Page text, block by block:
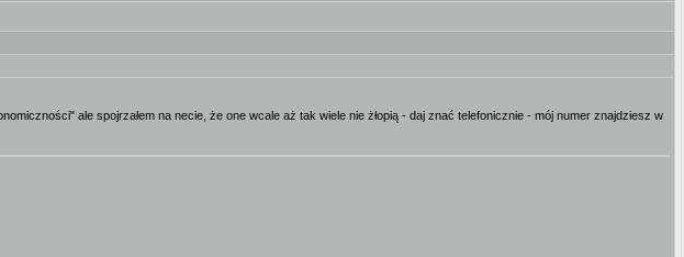
ale spojrzałem na necie, że one wcale aż tak wiele nie żłopią - daj znać telefonicznie - mój numer znajdziesz w